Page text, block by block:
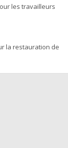
les travailleurs
la restauration de